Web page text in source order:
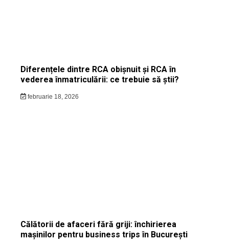
Diferențele dintre RCA obișnuit și RCA în
vederea înmatriculării: ce trebuie să știi?
februarie 18, 2026
Călătorii de afaceri fără griji: închirierea
mașinilor pentru business trips în București